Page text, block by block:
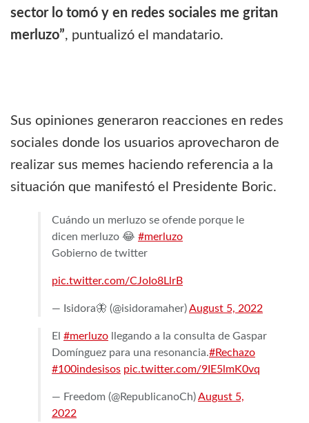
sector lo tomó y en redes sociales me gritan
merluzo”, puntualizó el mandatario.
Sus opiniones generaron reacciones en redes
sociales donde los usuarios aprovecharon de
realizar sus memes haciendo referencia a la
situación que manifestó el Presidente Boric.
Cuándo un merluzo se ofende porque le
dicen merluzo 😂 #merluzo
Gobierno de twitter
pic.twitter.com/CJoIo8LlrB
— Isidora🦋 (@isidoramaher)August 5, 2022
El #merluzo llegando a la consulta de Gaspar
Domínguez para una resonancia.#Rechazo
#100indesisos pic.twitter.com/9IE5lmK0vq
— Freedom (@RepublicanoCh)August 5,
2022